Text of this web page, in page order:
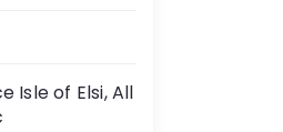
Isle of Elsi, All